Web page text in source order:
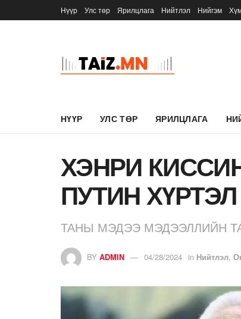
Нүүр Улс төр Ярилцлага Нийтлэл Нийгэм
НҮҮР УЛС ТӨР ЯРИЛЦЛАГА
ХЭНРИ
ПУТИН ХҮРТЭЛ
ТАНЫ МЭДЭЭ МЭДЭЭЛЛИЙН
BY ADMIN 04/28/2024 in Нийтлэл,